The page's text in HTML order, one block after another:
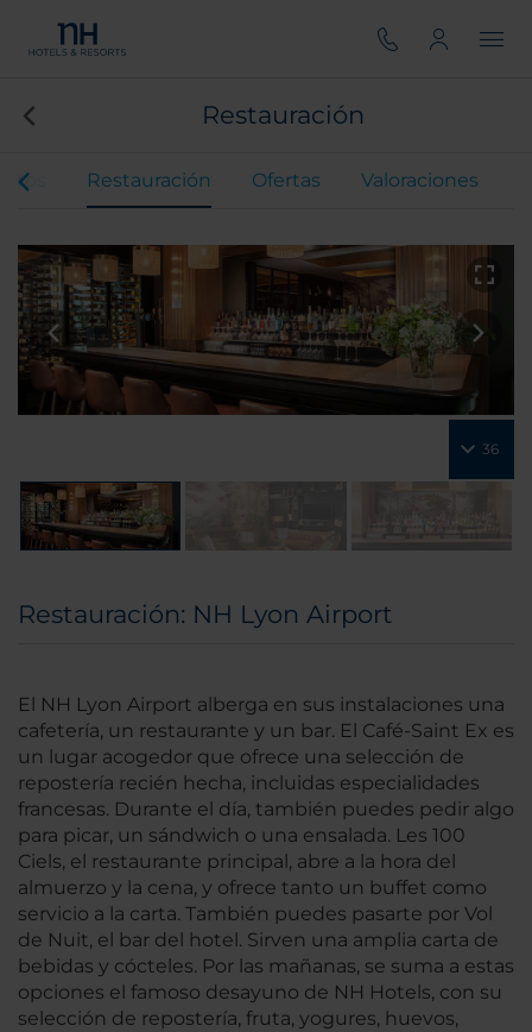
Restauración
Restauración Ofertas Valoraciones
36
Restauración: NH Lyon Airport
El NH Lyon Airport alberga en sus instalaciones una
cafetería, un restaurante y un bar. El Café-Saint Ex es
un lugar acogedor que ofrece una selección de
repostería recién hecha, incluidas especialidades
francesas. Durante el día, también puedes pedir algo
para picar, un sándwich o una ensalada. Les 100
Ciels, el restaurante principal, abre a la hora del
almuerzo y la cena, y ofrece tanto un buffet como
servicio a la carta. También puedes pasarte por Vol
de Nuit, el bar del hotel. Sirven una amplia carta de
bebidas y cócteles. Por las mañanas, se suma a estas
opciones el famoso desayuno de NH Hotels, con su
selección de repostería, fruta, yogures, huevos,